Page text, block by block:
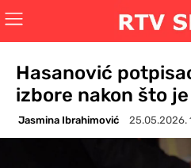
Hasanović
izbore nakon što
Jasmina Ibrahimović 25.05.2026.